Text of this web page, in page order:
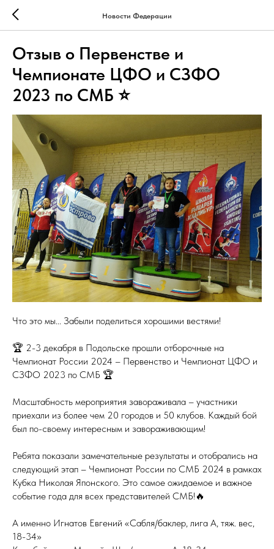
Новости Федерации
Отзыв о Первенстве и
Чемпионате ЦФО и СЗФО
2023 по СМБ ⭐
Что это мы... Забыли поделиться хорошими вестями!
🏆 2-3 декабря в Подольске прошли отборочные на
Чемпионат России 2024 – Первенство и Чемпионат ЦФО и
СЗФО 2023 по СМБ 🏆
Масштабность мероприятия завораживала – участники
приехали из более чем 20 городов и 50 клубов. Каждый бой
был по-своему интересным и завораживающим!
Ребята показали замечательные результаты и отобрались на
следующий этап – Чемпионат России по СМБ 2024 в рамках
Кубка Николая Японского. Это самое ожидаемое и важное
событие года для всех представителей СМБ!🔥
А именно Игнатов Евгений «Сабля/баклер, лига А, тяж. вес,
18-34»